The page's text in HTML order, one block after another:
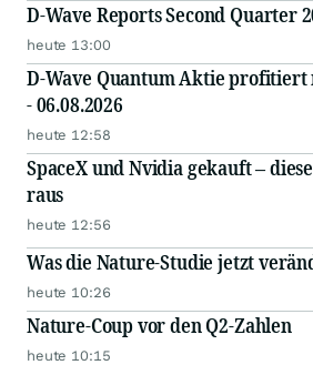
D-Wave Reports Second Quarter
heute 13:00
D-Wave Quantum Aktie
- 06.08.2026
heute 12:58
SpaceX und Nvidia gekauft –
raus
heute 12:56
Was die Nature-Studie jetzt
heute 10:26
Nature-Coup vor den Q2-Zahlen
heute 10:15